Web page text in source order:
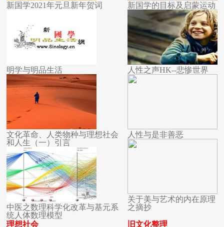
新国学2021年元旦新年贺词
明学与明品生活
文化革命、人类物种与理想社会
和人生（一）引言
中医之数理科学化改革与基元系
统人体数理模型
新国学的目标及启蒙运动
人性之声HK--悲惨世界
人性与是非善恶
关于美与艺术的内在原理
之摘抄
理想社会
旧文化整理